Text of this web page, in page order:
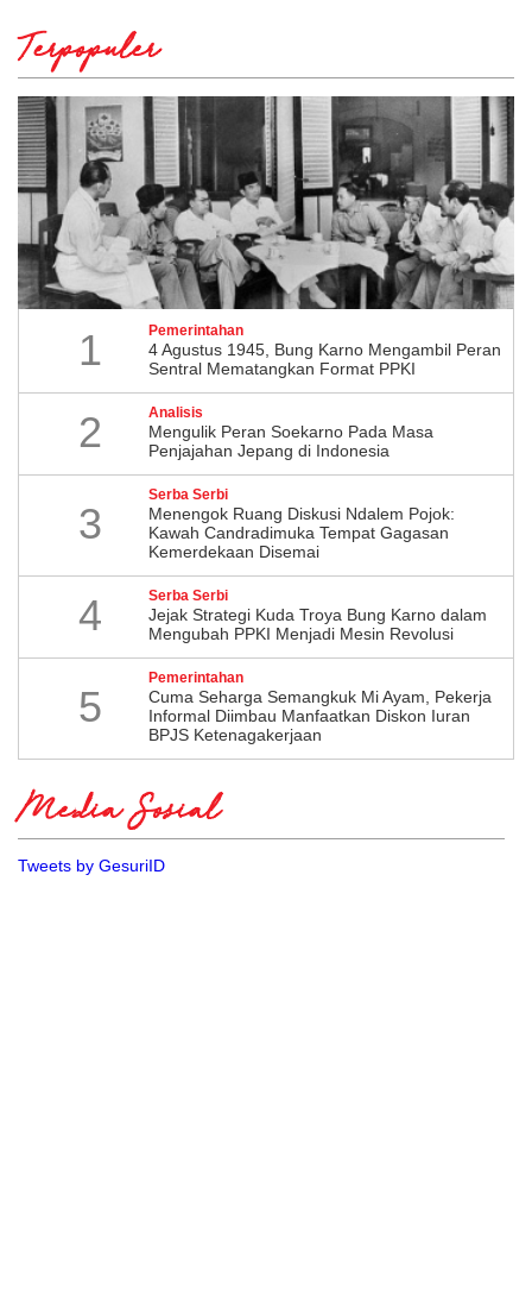
Terpopuler
1 Pemerintahan
4 Agustus 1945, Bung Karno Mengambil Peran
Sentral Mematangkan Format PPKI
2 Analisis
Mengulik Peran Soekarno Pada Masa
Penjajahan Jepang di Indonesia
3
Serba Serbi
Menengok Ruang Diskusi Ndalem Pojok:
Kawah Candradimuka Tempat Gagasan
Kemerdekaan Disemai
4 Serba Serbi
Jejak Strategi Kuda Troya Bung Karno dalam
Mengubah PPKI Menjadi Mesin Revolusi
5
Pemerintahan
Cuma Seharga Semangkuk Mi Ayam, Pekerja
Informal Diimbau Manfaatkan Diskon Iuran
BPJS Ketenagakerjaan
Media Sosial
Tweets by GesuriID